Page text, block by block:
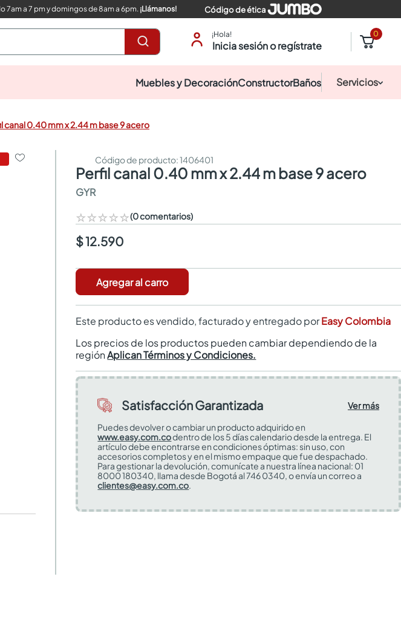
7am a 7 pm y domingos de 8am a 6pm. ¡Llámanos! Código de ética
¡Hola!
Inicia sesión o regístrate
0
Muebles y DecoraciónConstructorBaños Servicios
canal 0.40 mm x 2.44 m base 9 acero
:1406401
perfil canal 0.40 mm x 2.44 m base 9 acero
GYR
☆☆☆☆☆(0 comentarios)
$ 12.590
Agregar al carro
Este producto es vendido, facturado y entregado porEasy Colombia
Los precios de los productos pueden cambiar dependiendo de la
regiónAplican Términos y Condiciones.
Satisfacción Garantizada
Ver más
Puedes devolver o cambiar un producto adquirido en
www.easy.com.codentro de los 5 días calendario desde la entrega. El
artículo debe encontrarse en condiciones óptimas: sin uso, con
accesorios completos y en el mismo empaque que fue despachado.
Para gestionar la devolución, comunícate a nuestra línea nacional: 01
8000 180340, llama desde Bogotá al 746 0340, o envía un correo a
clientes@easy.com.co.